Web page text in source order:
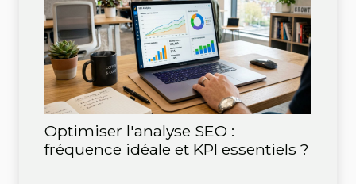
Optimiser l'analyse SEO :
fréquence idéale et KPI essentiels ?